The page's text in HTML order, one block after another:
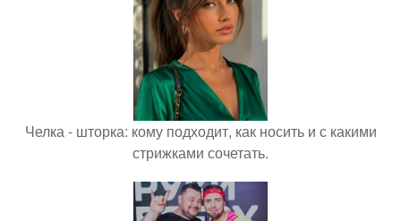
Челка - шторка: кому подходит, как носить и с какими
стрижками сочетать.